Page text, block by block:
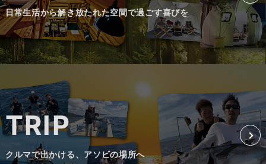
日常生活から解き放たれた空間で過ごす喜びを
TRIP
クルマで出かける、アソビの場所へ